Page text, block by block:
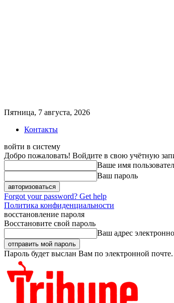
Пятница, 7 августа, 2026
Контакты
войти в систему
Добро пожаловать! Войдите в свою учётную
Ваше имя
Ваш пароль
Forgot your password? Get help
Политика конфиденциальности
восстановление пароля
Восстановите свой пароль
Ваш адрес
Пароль будет выслан Вам по электронной почте.